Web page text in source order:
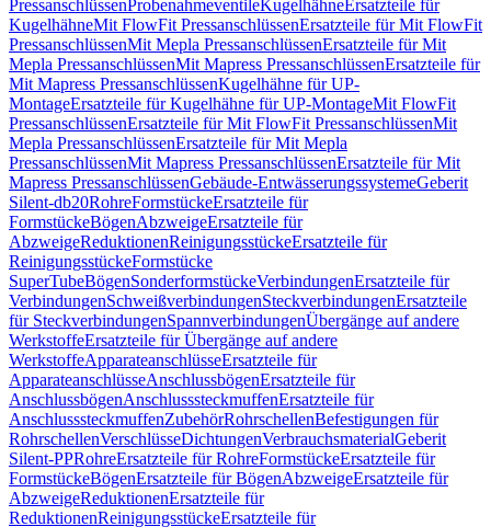
PressanschlüssenProbenahmeventileKugelhähneErsatzteile für
KugelhähneMit FlowFit PressanschlüssenErsatzteile für Mit FlowFit
PressanschlüssenMit Mepla PressanschlüssenErsatzteile für Mit
Mepla PressanschlüssenMit Mapress PressanschlüssenErsatzteile für
Mit Mapress PressanschlüssenKugelhähne für UP-
MontageErsatzteile für Kugelhähne für UP-MontageMit FlowFit
PressanschlüssenErsatzteile für Mit FlowFit PressanschlüssenMit
Mepla PressanschlüssenErsatzteile für Mit Mepla
PressanschlüssenMit Mapress PressanschlüssenErsatzteile für Mit
Mapress PressanschlüssenGebäude-EntwässerungssystemeGeberit
Silent-db20RohreFormstückeErsatzteile für
FormstückeBögenAbzweigeErsatzteile für
AbzweigeReduktionenReinigungsstückeErsatzteile für
ReinigungsstückeFormstücke
SuperTubeBögenSonderformstückeVerbindungenErsatzteile für
VerbindungenSchweißverbindungenSteckverbindungenErsatzteile
für SteckverbindungenSpannverbindungenÜbergänge auf andere
WerkstoffeErsatzteile für Übergänge auf andere
WerkstoffeApparateanschlüsseErsatzteile für
ApparateanschlüsseAnschlussbögenErsatzteile für
AnschlussbögenAnschlusssteckmuffenErsatzteile für
AnschlusssteckmuffenZubehörRohrschellenBefestigungen für
RohrschellenVerschlüsseDichtungenVerbrauchsmaterialGeberit
Silent-PPRohreErsatzteile für RohreFormstückeErsatzteile für
FormstückeBögenErsatzteile für BögenAbzweigeErsatzteile für
AbzweigeReduktionenErsatzteile für
ReduktionenReinigungsstückeErsatzteile für